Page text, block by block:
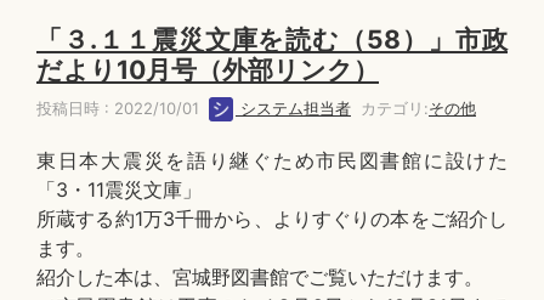
「３.１１震災文庫を読む（58）」市政
だより10月号（外部リンク）
投稿日時 : 2022/10/01 システム担当者 カテゴリ:その他
東日本大震災を語り継ぐため市民図書館に設けた
「3・11震災文庫」
所蔵する約1万3千冊から、よりすぐりの本をご紹介し
ます。
紹介した本は、宮城野図書館でご覧いただけます。